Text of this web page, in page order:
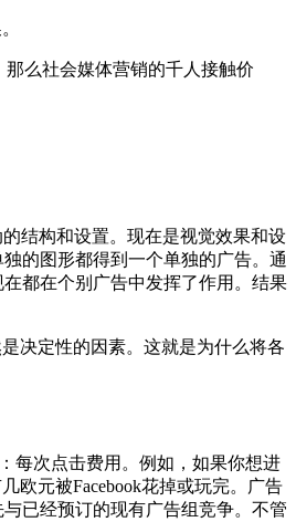
么社会媒体营销的千人接触价
结构和设置。现在是视觉效果和设
的图形都得到一个单独的广告。通
都在个别广告中发挥了作用。结果
决定性的因素。这就是为什么将各
每次点击费用。例如，如果你想进
欧元被Facebook花掉或玩完。广告
已经预订的现有广告组竞争。不管